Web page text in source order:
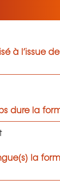
à l’issue
dure la
la